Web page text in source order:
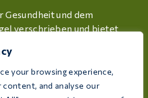
your browsing experience,
content, and analyse our
Gesundheit und dem
verschrieben und bietet
zugeschnitten sind.
RT Uffelte, Niederlande